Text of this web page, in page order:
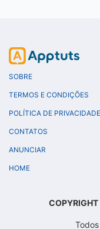
SOBRE
TERMOS E CONDIÇÕES
POLÍTICA DE PRIVACIDADE
CONTATOS
ANUNCIAR
HOME